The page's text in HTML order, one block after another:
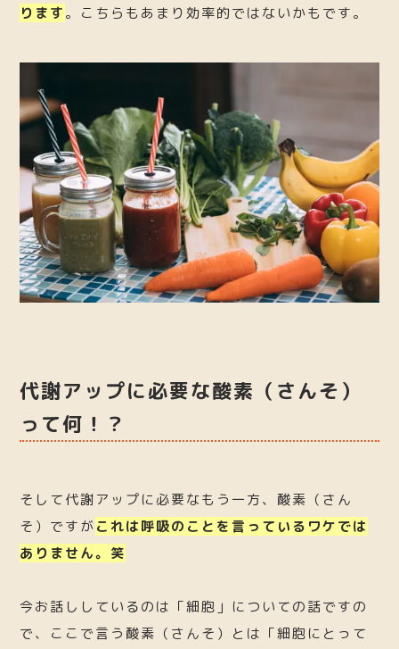
ります。こちらもあまり効率的ではないかもです。
代謝アップに必要な酸素（さんそ）
って何！？
そして代謝アップに必要なもう一方、酸素（さん
そ）ですが これは呼吸のことを言っているワケでは
ありません。笑
今お話ししているのは「細胞」についての話ですの
で、ここで言う酸素（さんそ）とは「細胞にとって